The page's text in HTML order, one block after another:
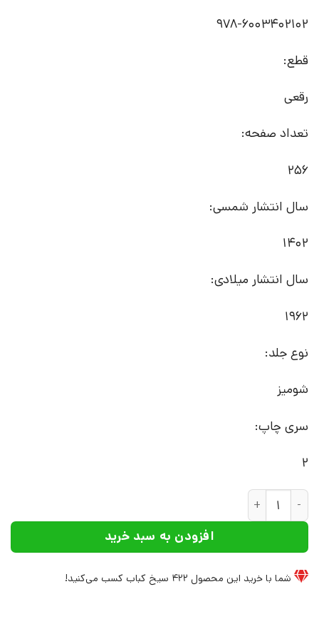
978-6003402102
قطع:
رقعی
تعداد صفحه:
256
سال انتشار شمسی:
1402
سال انتشار میلادی:
1962
نوع جلد:
شومیز
سری چاپ:
2
کتاب یوگا درمانی | انتشارات لیوسا عدد
افزودن به سبد خرید
شما با خرید این محصول 422 سیخ کباب کسب می‌کنید!